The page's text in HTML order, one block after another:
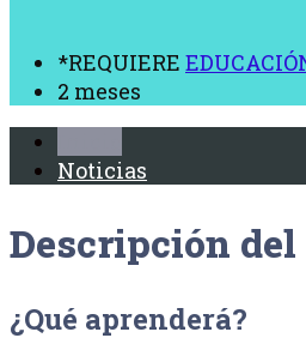
*REQUIERE
2 meses
Noticias
Descripción
¿Qué aprenderá?